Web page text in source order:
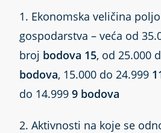
1. Ekonomska veličina
gospodarstva – veća od
broj bodova 15, od 25.000
bodova, 15.000 do 24.999
do 14.9999 bodova
2. Aktivnosti na koje se